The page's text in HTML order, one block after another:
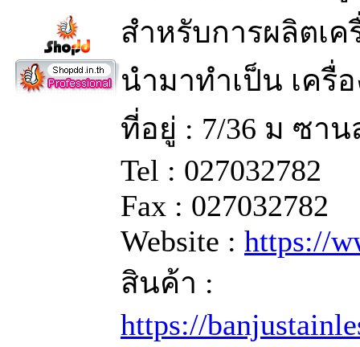
สำหรับการผลิตเค
นำมาทำเป็น เครื่
ที่อยู่ : 7/36 ม ซา
Tel : 027032782
Fax : 027032782
Website :https://
สินค้า :
https://